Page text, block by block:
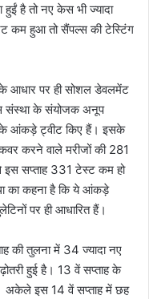
हुईं है तो नए केस भी ज्यादा
कम हुआ तो सैंपल्स की टेस्टिंग
के आधार पर ही सोशल डेवलमेंट
संस्था के संयोजक अनूप
आंकड़े ट्वीट किए हैं। इसके
करने वाले मरीजों की 281
सप्ताह 331 टेस्ट कम हो
का कहना है कि ये आंकड़े
पर ही आधारित हैं।
की तुलना में 34 ज्यादा नए
हुई है। 13 वें सप्ताह के
अकेले इस 14 वें सप्ताह में छह